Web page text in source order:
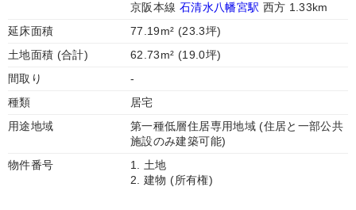
京阪本線 石清水八幡宮駅 西方 1.33km
延床面積
77.19m² (23.3坪)
土地面積 (合計)
62.73m² (19.0坪)
間取り
-
種類
居宅
用途地域
第一種低層住居専用地域 (住居と一部公共
施設のみ建築可能)
物件番号
1. 土地
2. 建物 (所有権)